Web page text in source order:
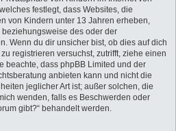
festlegt, dass Websites, die
von Kindern unter 13 Jahren erheben,
des oder der
Wenn du dir unsicher bist, ob dies auf dich
registrieren versuchst, zutrifft, ziehe einen
beachte, dass phpBB Limited und der
anbieten kann und nicht die
jeglicher Art ist; außer solchen, die
wenden, falls es Beschwerden oder
gibt?“ behandelt werden.